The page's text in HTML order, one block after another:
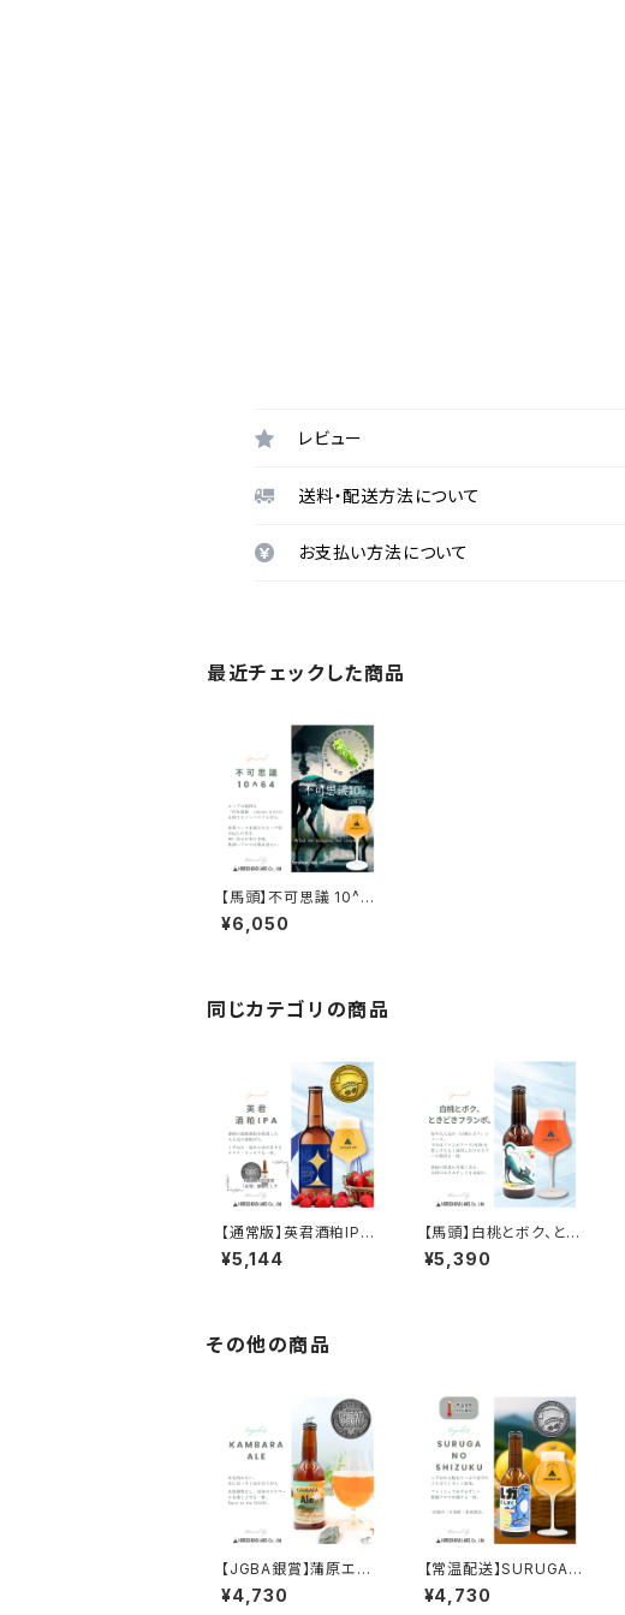
レビュー
送料・配送方法について
お支払い方法について
最近チェックした商品
【馬頭】不可思議 10^6
4 6本セット【送料無料
※北海道・沖縄除く】
¥6,050
同じカテゴリの商品
【通常版】英君酒粕IPA
6本セット【送料込※北
海道・沖縄除く】
¥5,144
【馬頭】白桃とボク、とき
どきフランボ。 6本セット
【送料込※北海道・沖縄
¥5,390
その他の商品
【JGBA銀賞】蒲原エー
ル 6本セット【送料込※
北海道・沖縄除く】
¥4,730
【常温配送】SURUGA
NO SHIZUKU 6本セッ
ト【送料込※北海道・沖
¥4,730